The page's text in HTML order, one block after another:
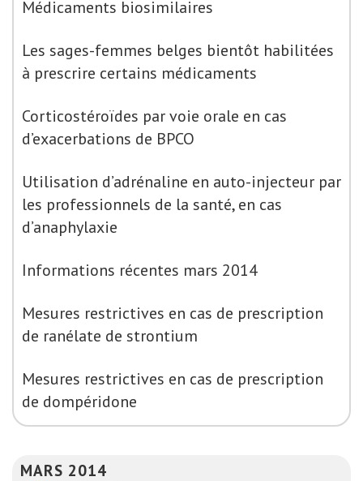
Médicaments biosimilaires
Les sages-femmes belges bientôt habilitées
à prescrire certains médicaments
Corticostéroïdes par voie orale en cas
d’exacerbations de BPCO
Utilisation d’adrénaline en auto-injecteur par
les professionnels de la santé, en cas
d’anaphylaxie
Informations récentes mars 2014
Mesures restrictives en cas de prescription
de ranélate de strontium
Mesures restrictives en cas de prescription
de dompéridone
MARS 2014